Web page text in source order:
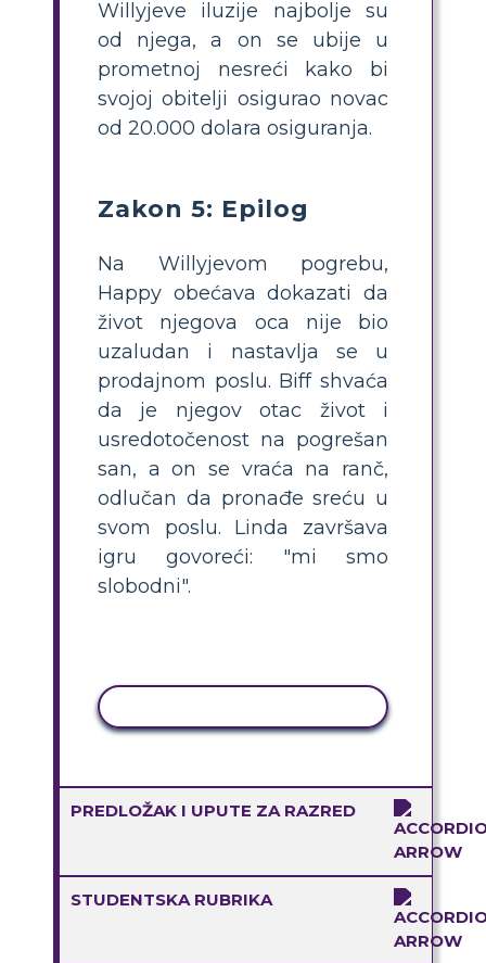
Willyjeve iluzije najbolje su
od njega, a on se ubije u
prometnoj nesreći kako bi
svojoj obitelji osigurao novac
od 20.000 dolara osiguranja.
Zakon 5: Epilog
Na Willyjevom pogrebu,
Happy obećava dokazati da
život njegova oca nije bio
uzaludan i nastavlja se u
prodajnom poslu. Biff shvaća
da je njegov otac život i
usredotočenost na pogrešan
san, a on se vraća na ranč,
odlučan da pronađe sreću u
svom poslu. Linda završava
igru ​​govoreći: "mi smo
slobodni".
PREDLOŽAK I UPUTE ZA RAZRED
STUDENTSKA RUBRIKA